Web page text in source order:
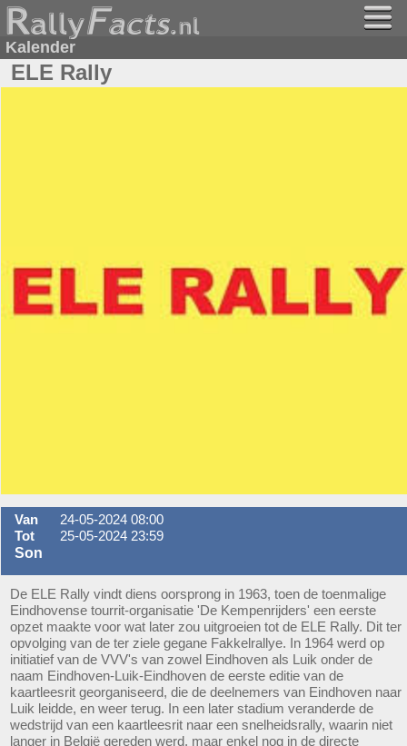
Kalender
ELE Rally
Van
24-05-2024 08:00
Tot
25-05-2024 23:59
Son
De ELE Rally vindt diens oorsprong in 1963, toen de toenmalige
Eindhovense tourrit-organisatie 'De Kempenrijders' een eerste
opzet maakte voor wat later zou uitgroeien tot de ELE Rally. Dit ter
opvolging van de ter ziele gegane Fakkelrallye. In 1964 werd op
initiatief van de VVV's van zowel Eindhoven als Luik onder de
naam Eindhoven-Luik-Eindhoven de eerste editie van de
kaartleesrit georganiseerd, die de deelnemers van Eindhoven naar
Luik leidde, en weer terug. In een later stadium veranderde de
wedstrijd van een kaartleesrit naar een snelheidsrally, waarin niet
langer in België gereden werd, maar enkel nog in de directe